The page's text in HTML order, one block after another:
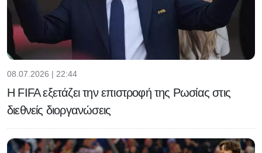
08.07.2026 | 22:44
Η FIFA εξετάζει την επιστροφή της Ρωσίας στις
διεθνείς διοργανώσεις